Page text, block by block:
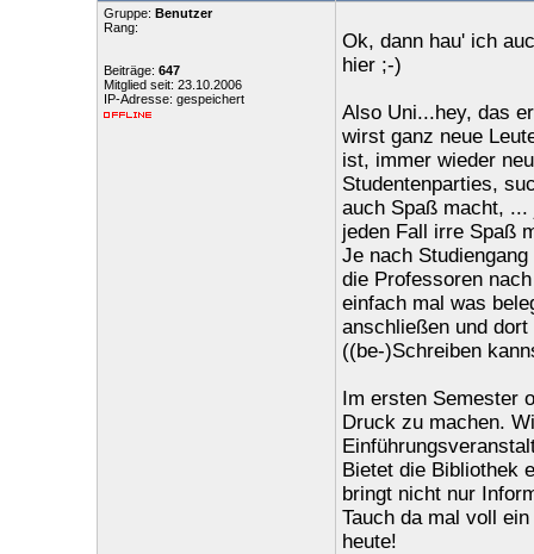
Gruppe: Benutzer
Rang:
Beiträge: 647
Mitglied seit: 23.10.2006
IP-Adresse: gespeichert
Ok, dann hau' ich
hier ;-)
Also Uni...hey, das
wirst ganz neue
ist, immer wieder
Studentenparties,
auch Spaß macht,
jeden Fall irre Spaß
Je nach
die Professoren
einfach mal was
anschließen und
((be-)Schreiben
Im ersten Semester
Druck zu machen.
Bietet die Bibliothek
bringt nicht nur
Tauch da mal voll
heute!